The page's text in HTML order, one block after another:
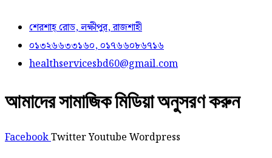
শেরশাহ্ রোড, লক্ষীপুর, রাজশাহী
০১৩২৬৬৩৩১৬০, ০১৭৬৬০৮৬৭১৬
healthservicesbd60@gmail.com
আমাদের সামাজিক মিডিয়া অনুসরণ করুন
FacebookTwitterYoutube Wordpress